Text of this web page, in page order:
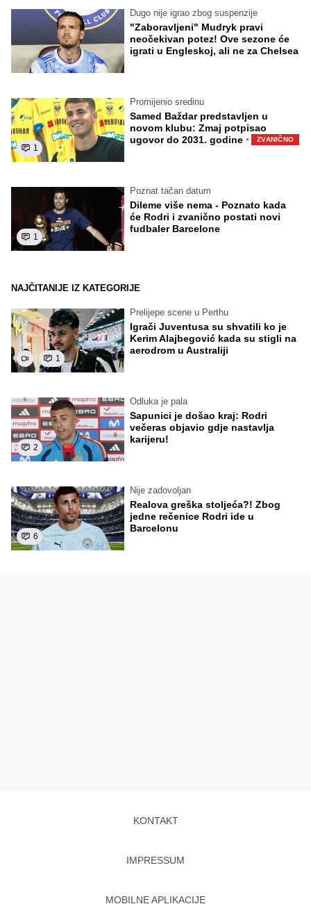
Dugo nije igrao zbog suspenzije
"Zaboravljeni" Mudryk pravi
neočekivan potez! Ove sezone će
igrati u Engleskoj, ali ne za Chelsea
1
Promijenio sredinu
Samed Baždar predstavljen u
novom klubu: Zmaj potpisao
ugovor do 2031. godine · ZVANIČNO
1
Poznat tačan datum
Dileme više nema - Poznato kada
će Rodri i zvanično postati novi
fudbaler Barcelone
NAJČITANIJE IZ KATEGORIJE
1
Prelijepe scene u Perthu
Igrači Juventusa su shvatili ko je
Kerim Alajbegović kada su stigli na
aerodrom u Australiji
2
Odluka je pala
Sapunici je došao kraj: Rodri
večeras objavio gdje nastavlja
karijeru!
6
Nije zadovoljan
Realova greška stoljeća?! Zbog
jedne rečenice Rodri ide u
Barcelonu
KONTAKT
IMPRESSUM
MOBILNE APLIKACIJE